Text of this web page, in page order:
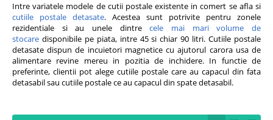
Intre variatele modele de cutii postale existente in comert se afla si
cutiile postale detasate. Acestea sunt potrivite pentru zonele
rezidentiale si au unele dintrecele mai mari volume de
stocare disponibile pe piata, intre 45 si chiar 90 litri. Cutiile postale
detasate dispun de incuietori magnetice cu ajutorul carora usa de
alimentare revine mereu in pozitia de inchidere. In functie de
preferinte, clientii pot alege cutiile postale care au capacul din fata
detasabil sau cutiile postale ce au capacul din spate detasabil.